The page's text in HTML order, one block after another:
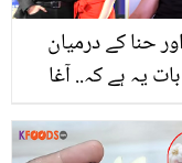
حنا کے درمیان
یہ ہے کہ.. آغا
ہوئے حنا